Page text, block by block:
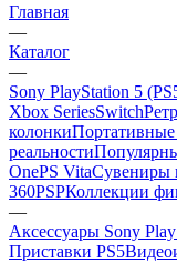
Главная
—
Каталог
—
Sony PlayStation 5
Xbox SeriesSwitch
колонки
реальности
OnePS VitaСувениры
360PSPКоллекции
—
Аксессуары Sony
Приставки PS5